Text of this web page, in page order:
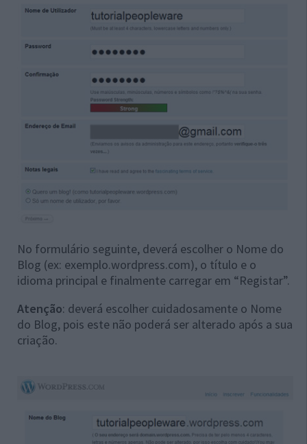
No formulário seguinte, deverá escolher o Nome do
Blog (ex: exemplo.wordpress.com), o título e o
idioma principal e finalmente carregar em “Registar”.
Atenção: deverá escolher cuidadosamente o Nome
do Blog, pois este não poderá ser alterado após a sua
criação.